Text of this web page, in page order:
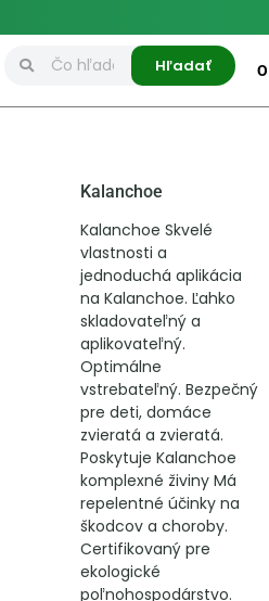
Hľadať
Kalanchoe
Kalanchoe Skvelé
vlastnosti a
jednoduchá aplikácia
na Kalanchoe. Ľahko
skladovateľný a
aplikovateľný.
Optimálne
vstrebateľný. Bezpečný
pre deti, domáce
zvieratá a zvieratá.
Poskytuje Kalanchoe
komplexné živiny Má
repelentné účinky na
škodcov a choroby.
Certifikovaný pre
ekologické
poľnohospodárstvo.